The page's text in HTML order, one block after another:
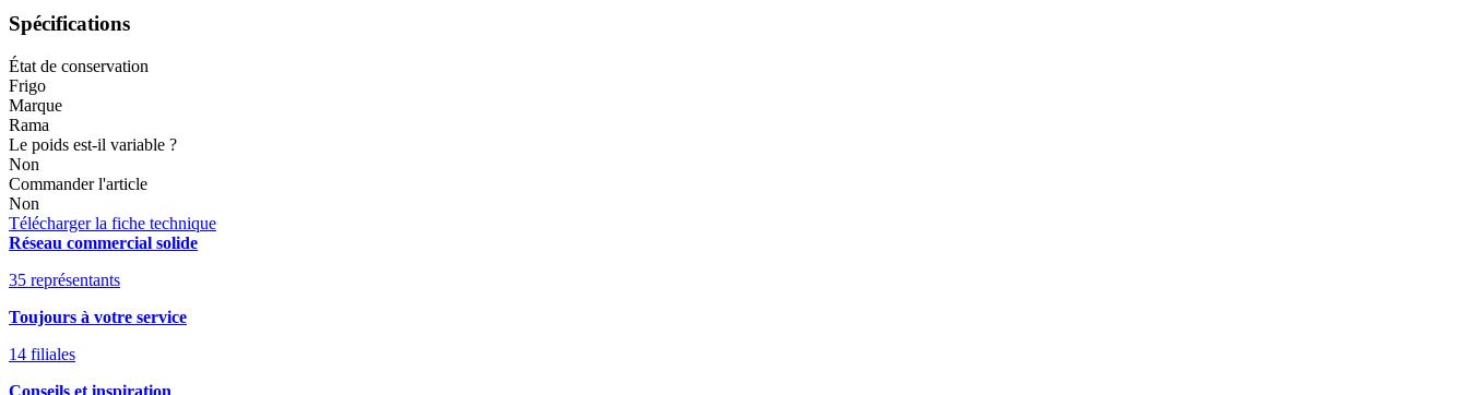
Spécifications
État de conservation
Frigo
Marque
Rama
Le poids est-il variable ?
Non
Commander l'article
Non
Télécharger la fiche technique
Réseau commercial solide
35 représentants
Toujours à votre service
14 filiales
Conseils et inspiration